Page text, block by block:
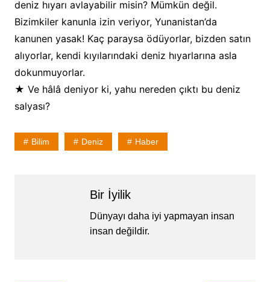
deniz hıyarı avlayabilir misin? Mümkün değil.
Bizimkiler kanunla izin veriyor, Yunanistan’da
kanunen yasak! Kaç paraysa ödüyorlar, bizden satın
alıyorlar, kendi kıyılarındaki deniz hıyarlarına asla
dokunmuyorlar.
★ Ve hâlâ deniyor ki, yahu nereden çıktı bu deniz
salyası?
Bilim Deniz Haber
Bir İyilik
Dünyayı daha iyi yapmayan insan
insan değildir.